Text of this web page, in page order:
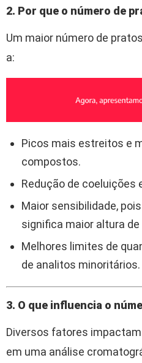
2. Por que o número de
Um maior número de
a:
Picos mais estreitos e
compostos.
Redução de coeluições
Maior sensibilidade,
significa maior altura de
Melhores limites de
de analitos minoritários.
3. O que influencia o
Diversos fatores
em uma análise